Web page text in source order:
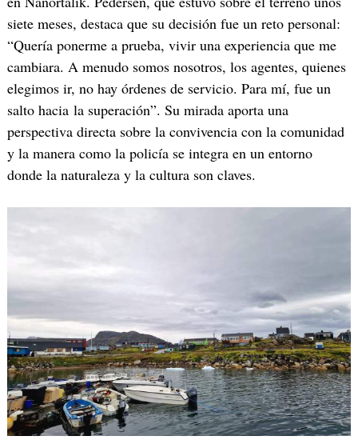
siete meses, destaca que su decisión fue un reto personal:
“Quería ponerme a prueba, vivir una experiencia que me
cambiara. A menudo somos nosotros, los agentes, quienes
elegimos ir, no hay órdenes de servicio. Para mí, fue un
salto hacia la superación”. Su mirada aporta una
perspectiva directa sobre la convivencia con la comunidad
y la manera como la policía se integra en un entorno
donde la naturaleza y la cultura son claves.